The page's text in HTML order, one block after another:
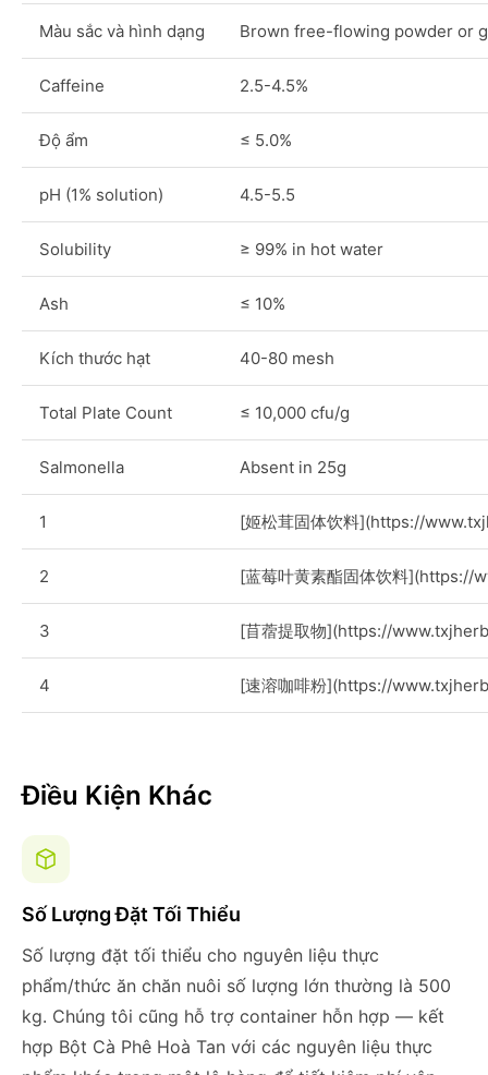
Màu sắc và hình dạng Brown free-flowing powder or
Caffeine 2.5-4.5%
Độ ẩm ≤ 5.0%
pH (1% solution) 4.5-5.5
Solubility ≥ 99% in hot water
Ash ≤ 10%
Kích thước hạt 40-80 mesh
Total Plate Count ≤ 10,000 cfu/g
Salmonella Absent in 25g
1 [姬松茸固体饮料](https://
2 [蓝莓叶黄素酯固体饮料
3 [苜蓿提取物](https://
4 [速溶咖啡粉](https://
Điều Kiện Khác
Số Lượng Đặt Tối Thiểu
Số lượng đặt tối thiểu cho nguyên liệu thực
phẩm/thức ăn chăn nuôi số lượng lớn thường là 500
kg. Chúng tôi cũng hỗ trợ container hỗn hợp — kết
hợp Bột Cà Phê Hoà Tan với các nguyên liệu thực